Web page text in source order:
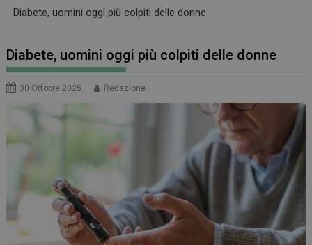
Diabete, uomini oggi più colpiti delle donne
Diabete, uomini oggi più colpiti delle donne
30 Ottobre 2025 Redazione